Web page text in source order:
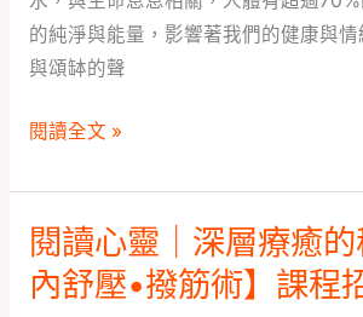
晶
特
水
頭
顱
應
用
的純淨與能量，影響著我們的健康與
與頌缽的聲
和
成
國
VIP
-
【日
閱讀全文 »
閱讀心靈｜深層療癒
內舒壓•撥筋術】課程
閱
讀
心